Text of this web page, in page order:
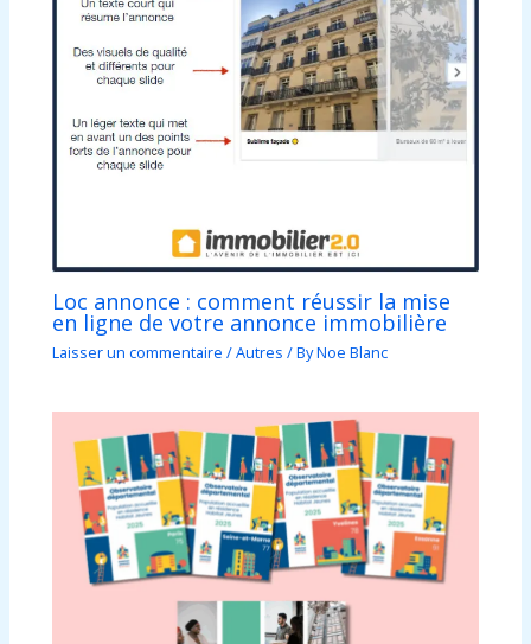
Loc annonce : comment réussir la mise
en ligne de votre annonce immobilière
Laisser un commentaire /Autres / ByNoe Blanc